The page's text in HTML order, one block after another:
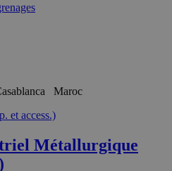
Maroc
et access.)
Métallurgique